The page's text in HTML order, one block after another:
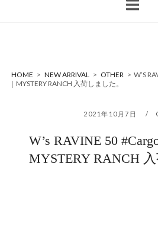
HOME > NEW ARRIVAL > OTHER > W’S
｜MYSTERY RANCH 入荷しました。
2021年10月7日
W’s RAVINE 50
MYSTERY RANCH 入